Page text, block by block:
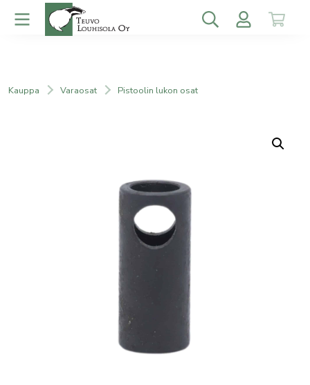
Kauppa Varaosat Pistoolin lukon osat